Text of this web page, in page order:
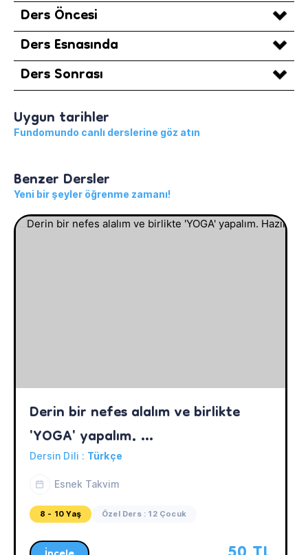
Ders Öncesi
Ders Esnasında
Ders Sonrası
Uygun tarihler
Fundomundo canlı derslerine göz atın
Benzer Dersler
Yeni bir şeyler öğrenme zamanı!
Derin bir nefes alalım ve birlikte
'YOGA' yapalım.
Hazırsan..Namaste...
Dersin Dili : Türkçe
Esnek Takvim
8 - 10 Yaş Özel Ders : 12 Çocuk